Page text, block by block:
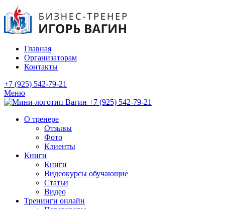
Главная
Организаторам
Контакты
+7 (925) 542-79-21
Меню
+7 (925) 542-79-21
О тренере
Отзывы
Фото
Клиенты
Книги
Книги
Видеокурсы обучающие
Статьи
Видео
Тренинги онлайн